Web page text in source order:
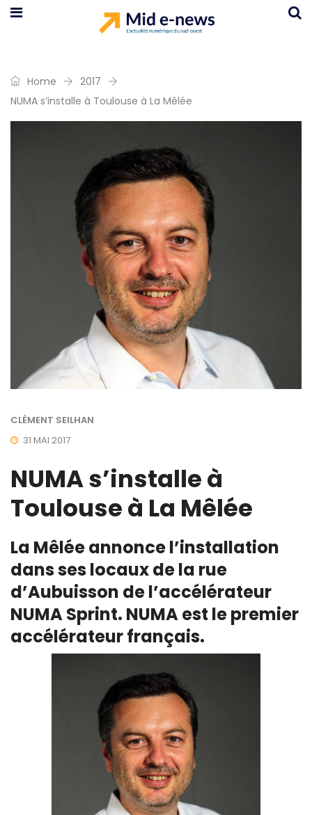
Home
2017
NUMA s’installe à Toulouse à La Mêlée
CLÉMENT SEILHAN
31 MAI 2017
NUMA s’installe à
Toulouse à La Mêlée
La Mêlée annonce l’installation
dans ses locaux de la rue
d’Aubuisson de l’accélérateur
NUMA Sprint. NUMA est le premier
accélérateur français.